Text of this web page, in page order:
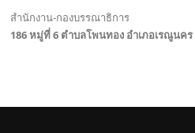
สำนักงาน-กองบรรณาธิการ
186 หมู่ที่ 6 ตำบลโพนทอง อำเภอเรณูนค